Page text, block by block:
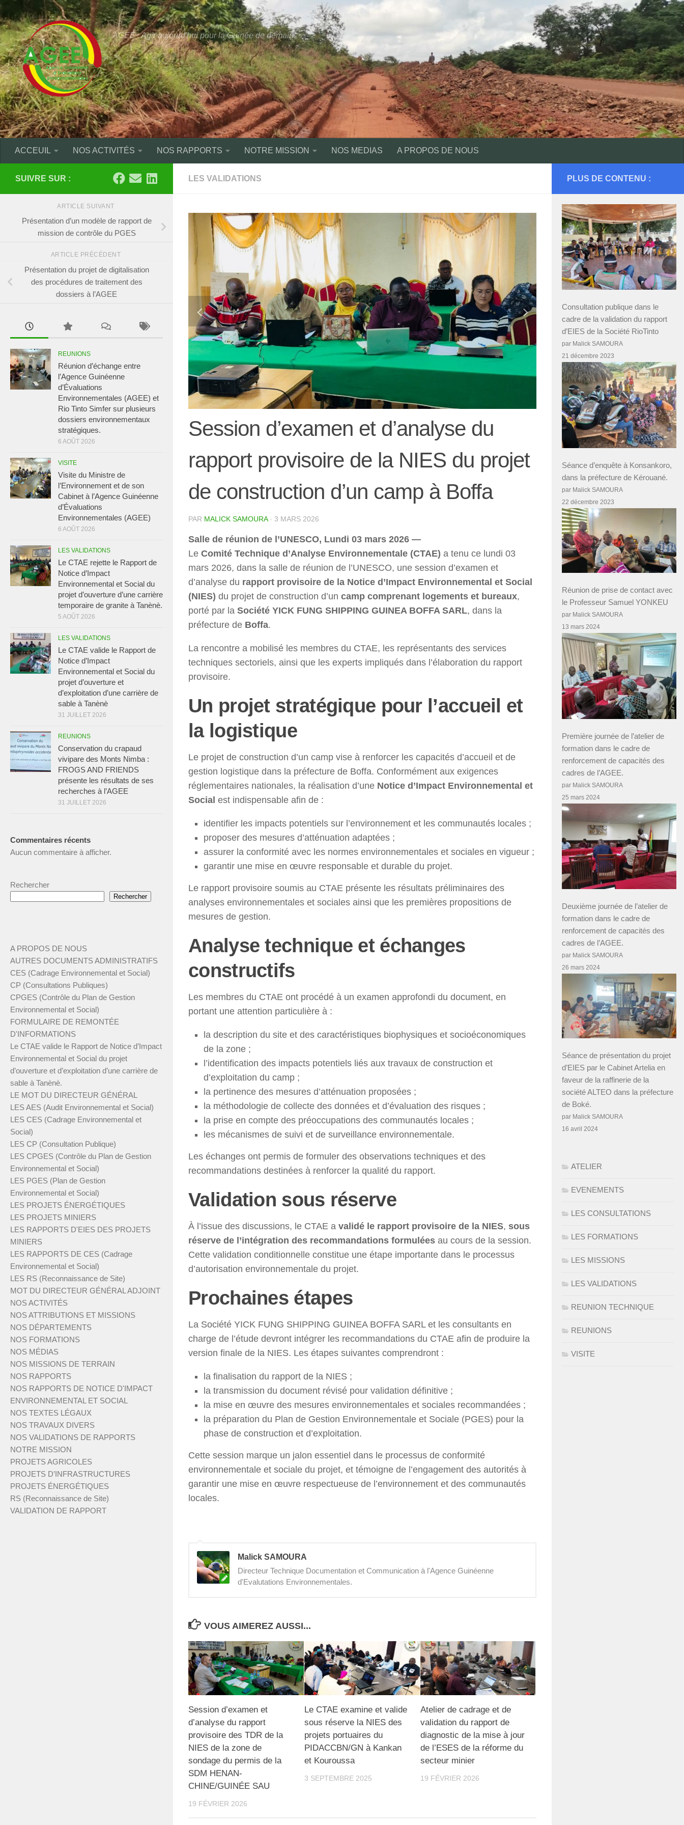
Skip to content
AGEE : Agir aujourd'hui pour la Guinée de demain.
ACCEUIL NOS ACTIVITÉS NOS RAPPORTS NOTRE MISSION NOS MEDIAS A PROPOS DE NOUS
LES VALIDATIONS
Session d’examen et d’analyse du
rapport provisoire de la NIES du projet
de construction d’un camp à Boffa
PAR MALICK SAMOURA · 3 MARS 2026
Salle de réunion de l’UNESCO, Lundi 03 mars 2026 —
Le Comité Technique d’Analyse Environnementale (CTAE) a tenu ce lundi 03
mars 2026, dans la salle de réunion de l’UNESCO, une session d’examen et
d’analyse du rapport provisoire de la Notice d’Impact Environnemental et Social
(NIES) du projet de construction d’un camp comprenant logements et bureaux,
porté par la Société YICK FUNG SHIPPING GUINEA BOFFA SARL, dans la
préfecture de Boffa.
La rencontre a mobilisé les membres du CTAE, les représentants des services
techniques sectoriels, ainsi que les experts impliqués dans l’élaboration du rapport
provisoire.
Un projet stratégique pour l’accueil et
la logistique
Le projet de construction d’un camp vise à renforcer les capacités d’accueil et de
gestion logistique dans la préfecture de Boffa. Conformément aux exigences
réglementaires nationales, la réalisation d’une Notice d’Impact Environnemental et
Social est indispensable afin de :
identifier les impacts potentiels sur l’environnement et les communautés locales ;
proposer des mesures d’atténuation adaptées ;
assurer la conformité avec les normes environnementales et sociales en vigueur ;
garantir une mise en œuvre responsable et durable du projet.
Le rapport provisoire soumis au CTAE présente les résultats préliminaires des
analyses environnementales et sociales ainsi que les premières propositions de
mesures de gestion.
Analyse technique et échanges
constructifs
Les membres du CTAE ont procédé à un examen approfondi du document, en
portant une attention particulière à :
la description du site et des caractéristiques biophysiques et socioéconomiques
de la zone ;
l’identification des impacts potentiels liés aux travaux de construction et
d’exploitation du camp ;
la pertinence des mesures d’atténuation proposées ;
la méthodologie de collecte des données et d’évaluation des risques ;
la prise en compte des préoccupations des communautés locales ;
les mécanismes de suivi et de surveillance environnementale.
Les échanges ont permis de formuler des observations techniques et des
recommandations destinées à renforcer la qualité du rapport.
Validation sous réserve
À l’issue des discussions, le CTAE a validé le rapport provisoire de la NIES, sous
réserve de l’intégration des recommandations formulées au cours de la session.
Cette validation conditionnelle constitue une étape importante dans le processus
d’autorisation environnementale du projet.
Prochaines étapes
La Société YICK FUNG SHIPPING GUINEA BOFFA SARL et les consultants en
charge de l’étude devront intégrer les recommandations du CTAE afin de produire la
version finale de la NIES. Les étapes suivantes comprendront :
la finalisation du rapport de la NIES ;
la transmission du document révisé pour validation définitive ;
la mise en œuvre des mesures environnementales et sociales recommandées ;
la préparation du Plan de Gestion Environnementale et Sociale (PGES) pour la
phase de construction et d’exploitation.
Cette session marque un jalon essentiel dans le processus de conformité
environnementale et sociale du projet, et témoigne de l’engagement des autorités à
garantir une mise en œuvre respectueuse de l’environnement et des communautés
locales.
Malick SAMOURA
Directeur Technique Documentation et Communication à l'Agence Guinéenne
d'Evalutations Environnementales.
VOUS AIMEREZ AUSSI...
Session d’examen et
d’analyse du rapport
provisoire des TDR de la
NIES de la zone de
sondage du permis de la
SDM HENAN-
CHINE/GUINÉE SAU
19 FÉVRIER 2026
Le CTAE examine et valide
sous réserve la NIES des
projets portuaires du
PIDACCBN/GN à Kankan
et Kouroussa
3 SEPTEMBRE 2025
Atelier de cadrage et de
validation du rapport de
diagnostic de la mise à jour
de l’ESES de la réforme du
secteur minier
19 FÉVRIER 2026
SUIVRE SUR :
ARTICLE SUIVANT
Présentation d’un modèle de rapport de
mission de contrôle du PGES
ARTICLE PRÉCÉDENT
Présentation du projet de digitalisation
des procédures de traitement des
dossiers à l’AGEE
REUNIONS
Réunion d’échange entre
l’Agence Guinéenne
d’Évaluations
Environnementales (AGEE) et
Rio Tinto Simfer sur plusieurs
dossiers environnementaux
stratégiques.
6 AOÛT 2026
VISITE
Visite du Ministre de
l’Environnement et de son
Cabinet à l’Agence Guinéenne
d’Évaluations
Environnementales (AGEE)
6 AOÛT 2026
LES VALIDATIONS
Le CTAE rejette le Rapport de
Notice d’Impact
Environnemental et Social du
projet d’ouverture d’une carrière
temporaire de granite à Tanènè.
5 AOÛT 2026
LES VALIDATIONS
Le CTAE valide le Rapport de
Notice d’Impact
Environnemental et Social du
projet d’ouverture et
d’exploitation d’une carrière de
sable à Tanènè
31 JUILLET 2026
REUNIONS
Conservation du crapaud
vivipare des Monts Nimba :
FROGS AND FRIENDS
présente les résultats de ses
recherches à l’AGEE
31 JUILLET 2026
Commentaires récents
Aucun commentaire à afficher.
Rechercher
Rechercher
A PROPOS DE NOUS
AUTRES DOCUMENTS ADMINISTRATIFS
CES (Cadrage Environnemental et Social)
CP (Consultations Publiques)
CPGES (Contrôle du Plan de Gestion
Environnemental et Social)
FORMULAIRE DE REMONTÉE
D'INFORMATIONS
Le CTAE valide le Rapport de Notice d’Impact
Environnemental et Social du projet
d’ouverture et d’exploitation d’une carrière de
sable à Tanènè.
LE MOT DU DIRECTEUR GÉNÉRAL
LES AES (Audit Environnemental et Social)
LES CES (Cadrage Environnemental et
Social)
LES CP (Consultation Publique)
LES CPGES (Contrôle du Plan de Gestion
Environnemental et Social)
LES PGES (Plan de Gestion
Environnemental et Social)
LES PROJETS ÉNERGÉTIQUES
LES PROJETS MINIERS
LES RAPPORTS D'EIES DES PROJETS
MINIERS
LES RAPPORTS DE CES (Cadrage
Environnemental et Social)
LES RS (Reconnaissance de Site)
MOT DU DIRECTEUR GÉNÉRAL ADJOINT
NOS ACTIVITÉS
NOS ATTRIBUTIONS ET MISSIONS
NOS DÉPARTEMENTS
NOS FORMATIONS
NOS MÉDIAS
NOS MISSIONS DE TERRAIN
NOS RAPPORTS
NOS RAPPORTS DE NOTICE D'IMPACT
ENVIRONNEMENTAL ET SOCIAL
NOS TEXTES LÉGAUX
NOS TRAVAUX DIVERS
NOS VALIDATIONS DE RAPPORTS
NOTRE MISSION
PROJETS AGRICOLES
PROJETS D’INFRASTRUCTURES
PROJETS ÉNERGÉTIQUES
RS (Reconnaissance de Site)
VALIDATION DE RAPPORT
PLUS DE CONTENU :
Consultation publique dans le
cadre de la validation du rapport
d’EIES de la Société RioTinto
par Malick SAMOURA
21 décembre 2023
Séance d’enquête à Konsankoro,
dans la préfecture de Kérouané.
par Malick SAMOURA
22 décembre 2023
Réunion de prise de contact avec
le Professeur Samuel YONKEU
par Malick SAMOURA
13 mars 2024
Première journée de l’atelier de
formation dans le cadre de
renforcement de capacités des
cadres de l’AGEE.
par Malick SAMOURA
25 mars 2024
Deuxième journée de l’atelier de
formation dans le cadre de
renforcement de capacités des
cadres de l’AGEE.
par Malick SAMOURA
26 mars 2024
Séance de présentation du projet
d’EIES par le Cabinet Artelia en
faveur de la raffinerie de la
société ALTEO dans la préfecture
de Boké.
par Malick SAMOURA
16 avril 2024
ATELIER
EVENEMENTS
LES CONSULTATIONS
LES FORMATIONS
LES MISSIONS
LES VALIDATIONS
REUNION TECHNIQUE
REUNIONS
VISITE